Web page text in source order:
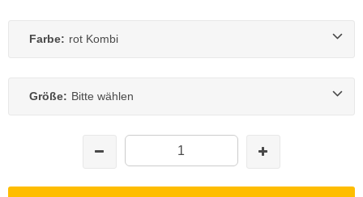
Farbe: rot Kombi
Größe: Bitte wählen